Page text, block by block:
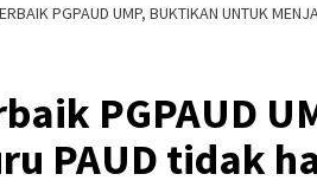
PGPAUD UMP, BUKTIKAN UNTUK
PGPAUD
PAUD tidak